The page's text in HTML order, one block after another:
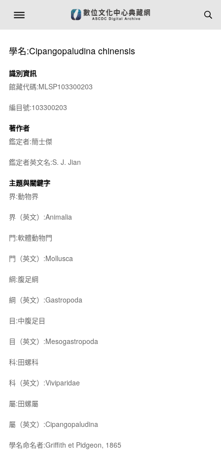
學名:Cipangopaludina chinensis
識別資訊
館藏代碼:MLSP103300203
編目號:103300203
著作者
鑑定者:簡士傑
鑑定者英文名:S. J. Jian
主題與關鍵字
界:動物界
界（英文）:Animalia
門:軟體動物門
門（英文）:Mollusca
綱:腹足綱
綱（英文）:Gastropoda
目:中腹足目
目（英文）:Mesogastropoda
科:田螺科
科（英文）:Viviparidae
屬:田螺屬
屬（英文）:Cipangopaludina
學名命名者:Griffith et Pidgeon, 1865